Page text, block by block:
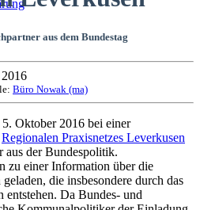
aus dem Bundestag
Büro Nowak (ma)
Oktober 2016 bei einer
Regionalen Praxisnetzes Leverkusen
aus der Bundespolitik.
zu einer Information über die
die insbesondere durch das
Da Bundes- und